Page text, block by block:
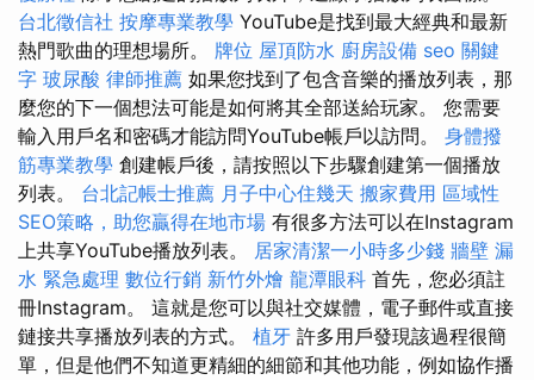
台北徵信社 按摩專業教學 YouTube是找到最大經典和最新
熱門歌曲的理想場所。 牌位 屋頂防水 廚房設備 seo 關鍵
字 玻尿酸 律師推薦 如果您找到了包含音樂的播放列表，那
麼您的下一個想法可能是如何將其全部送給玩家。 您需要
輸入用戶名和密碼才能訪問YouTube帳戶以訪問。 身體撥
筋專業教學 創建帳戶後，請按照以下步驟創建第一個播放
列表。 台北記帳士推薦 月子中心住幾天 搬家費用 區域性
SEO策略，助您贏得在地市場 有很多方法可以在Instagram
上共享YouTube播放列表。 居家清潔一小時多少錢 牆壁 漏
水 緊急處理 數位行銷 新竹外燴 龍潭眼科 首先，您必須註
冊Instagram。 這就是您可以與社交媒體，電子郵件或直接
鏈接共享播放列表的方式。 植牙 許多用戶發現該過程很簡
單，但是他們不知道更精細的細節和其他功能，例如協作播